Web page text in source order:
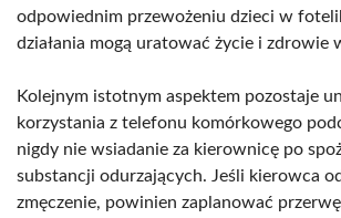
odpowiednim przewożeniu dzieci w
działania mogą uratować życie i zdrowie
Kolejnym istotnym aspektem pozostaje
korzystania z telefonu komórkowego
nigdy nie wsiadanie za kierownicę po
substancji odurzających. Jeśli kierowca
zmęczenie, powinien zaplanować